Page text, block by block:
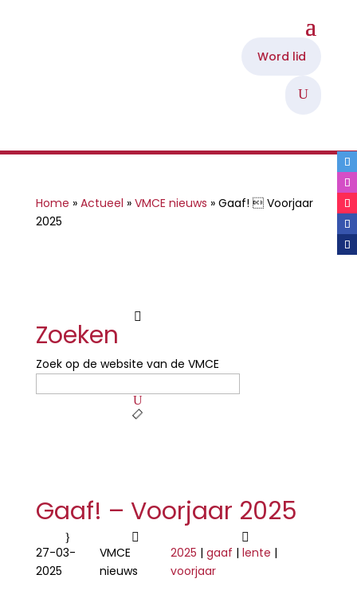
Word lid
U
Home » Actueel » VMCE nieuws » Gaaf!  Voorjaar
2025

Zoeken
Zoek op de website van de VMCE
for:
U

Gaaf! – Voorjaar 2025
}
27-03-
2025

VMCE
nieuws

2025 | gaaf | lente |
voorjaar